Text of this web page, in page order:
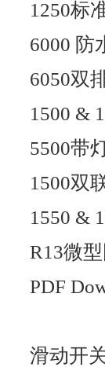
1250标
6000 防
6050双
1500 &
5500带
1500双
1550 &
R13微
PDF
滑动开